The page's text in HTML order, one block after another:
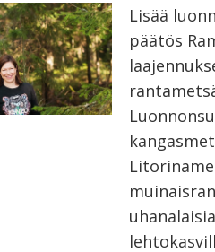
Lisää
päätös